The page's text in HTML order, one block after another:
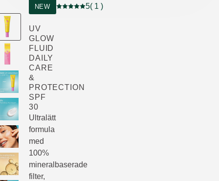
NEW
Nuvarande betyg: 5 av 5 stjärnor Betygsatt av
5( 1 )
UV
GLOW
FLUID
DAILY
CARE
&
PROTECTION
SPF
30
Ultralätt
formula
med
100%
mineralbaserade
filter,